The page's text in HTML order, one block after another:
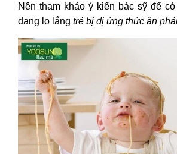
Nên tham khảo ý kiến bác sỹ để
đang lo lắng trẻ bị dị ứng thức ăn